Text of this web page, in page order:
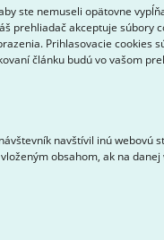
ste nemuseli opätovne
prehliadač akceptuje súbory
Prihlasovacie cookies
článku budú vo vašom
navštívil inú webovú
obsahom, ak na